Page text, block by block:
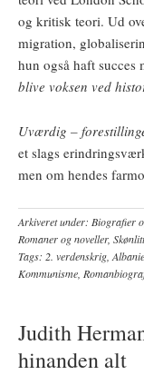
og kritisk teori. Ud
migration,
hun også haft
blive voksen ved
Uværdig –
et slags
men om hendes
Arkiveret under: Biografier
Romaner og noveller,
Tags: 2. verdenskrig
Kommunisme
Judith
hinanden alt